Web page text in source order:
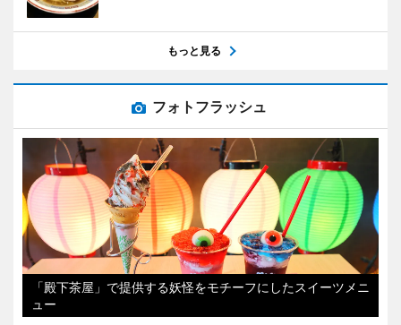
もっと見る
フォトフラッシュ
「殿下茶屋」で提供する妖怪をモチーフにしたスイーツメニ
ュー